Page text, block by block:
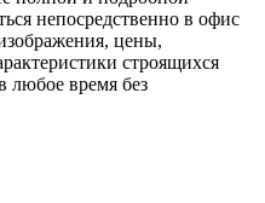
непосредственно в офис
цены,
строящихся
любое время без